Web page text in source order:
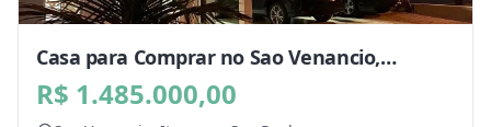
Casa para Comprar no Sao Venancio,
Itupeva - SP
R$ 1.485.000,00